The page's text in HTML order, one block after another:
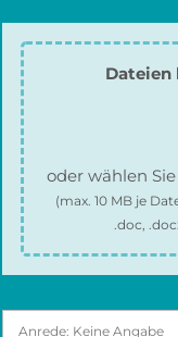
Dateien
oder wählen
(max.10 MB je
.doc,